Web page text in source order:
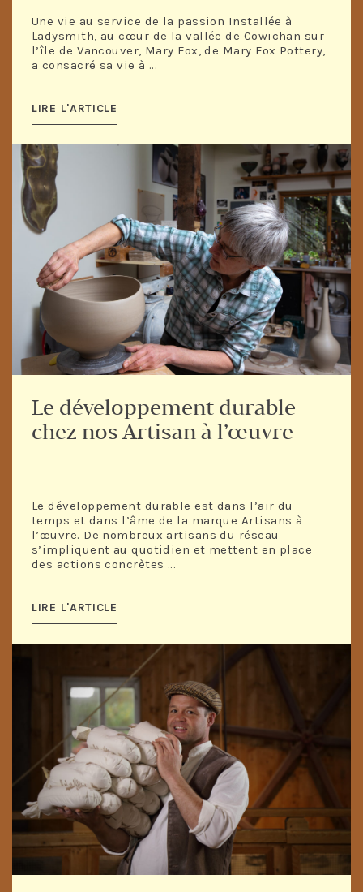
Une vie au service de la passion Installée à
Ladysmith, au cœur de la vallée de Cowichan sur
l’île de Vancouver, Mary Fox, de Mary Fox Pottery,
a consacré sa vie à ...
LIRE L'ARTICLE
Le développement durable
chez nos Artisan à l’œuvre
Le développement durable est dans l’air du
temps et dans l’âme de la marque Artisans à
l’œuvre. De nombreux artisans du réseau
s’impliquent au quotidien et mettent en place
des actions concrètes ...
LIRE L'ARTICLE